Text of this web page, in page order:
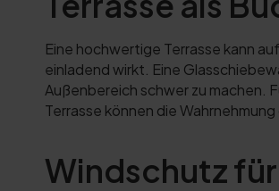
Eine hochwertige Terrasse kann
einladend wirkt. Eine
Außenbereich schwer zu machen.
Terrasse können die
Windschutz